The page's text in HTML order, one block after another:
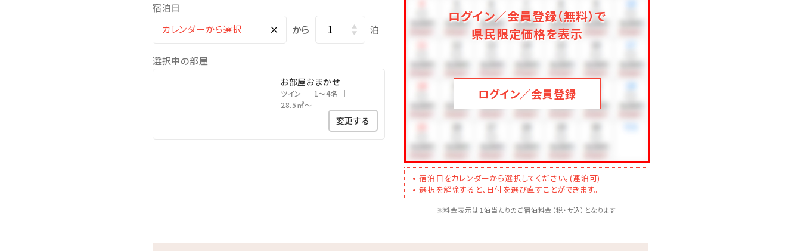
・キッズパーク
・無料Wi-Fi完備
※おもてなしは、いかなる場合も返金・換金は致しかねます。
・貸出備品（ベビーカー、ベビーベッド、ベッドガードなど）
【車-約10分-】スーパー、ドラックストア
宿泊日
× から 泊
選択中の部屋
お部屋おまかせ
ツイン
1～4名
28.5㎡～
変更する
ログイン／会員登録（無料）で
県民限定価格を表示
ログイン／会員登録
宿泊日をカレンダーから選択してください。(連泊可)
選択を解除すると、日付を選び直すことができます。
※料金表示は１泊当たりのご宿泊料金（税・サ込）となります